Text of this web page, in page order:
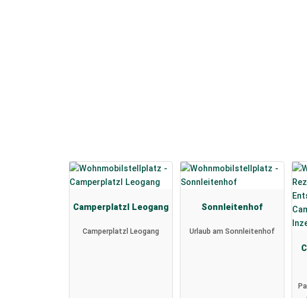
Camperplatzl Leogang
Camperplatzl Leogang
Sonnleitenhof
Urlaub am Sonnleitenhof